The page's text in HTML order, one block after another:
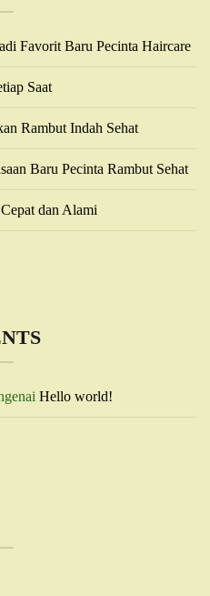
Favorit Baru Pecinta Haircare
Saat
Rambut Indah Sehat
Baru Pecinta Rambut Sehat
dan Alami
Hello world!